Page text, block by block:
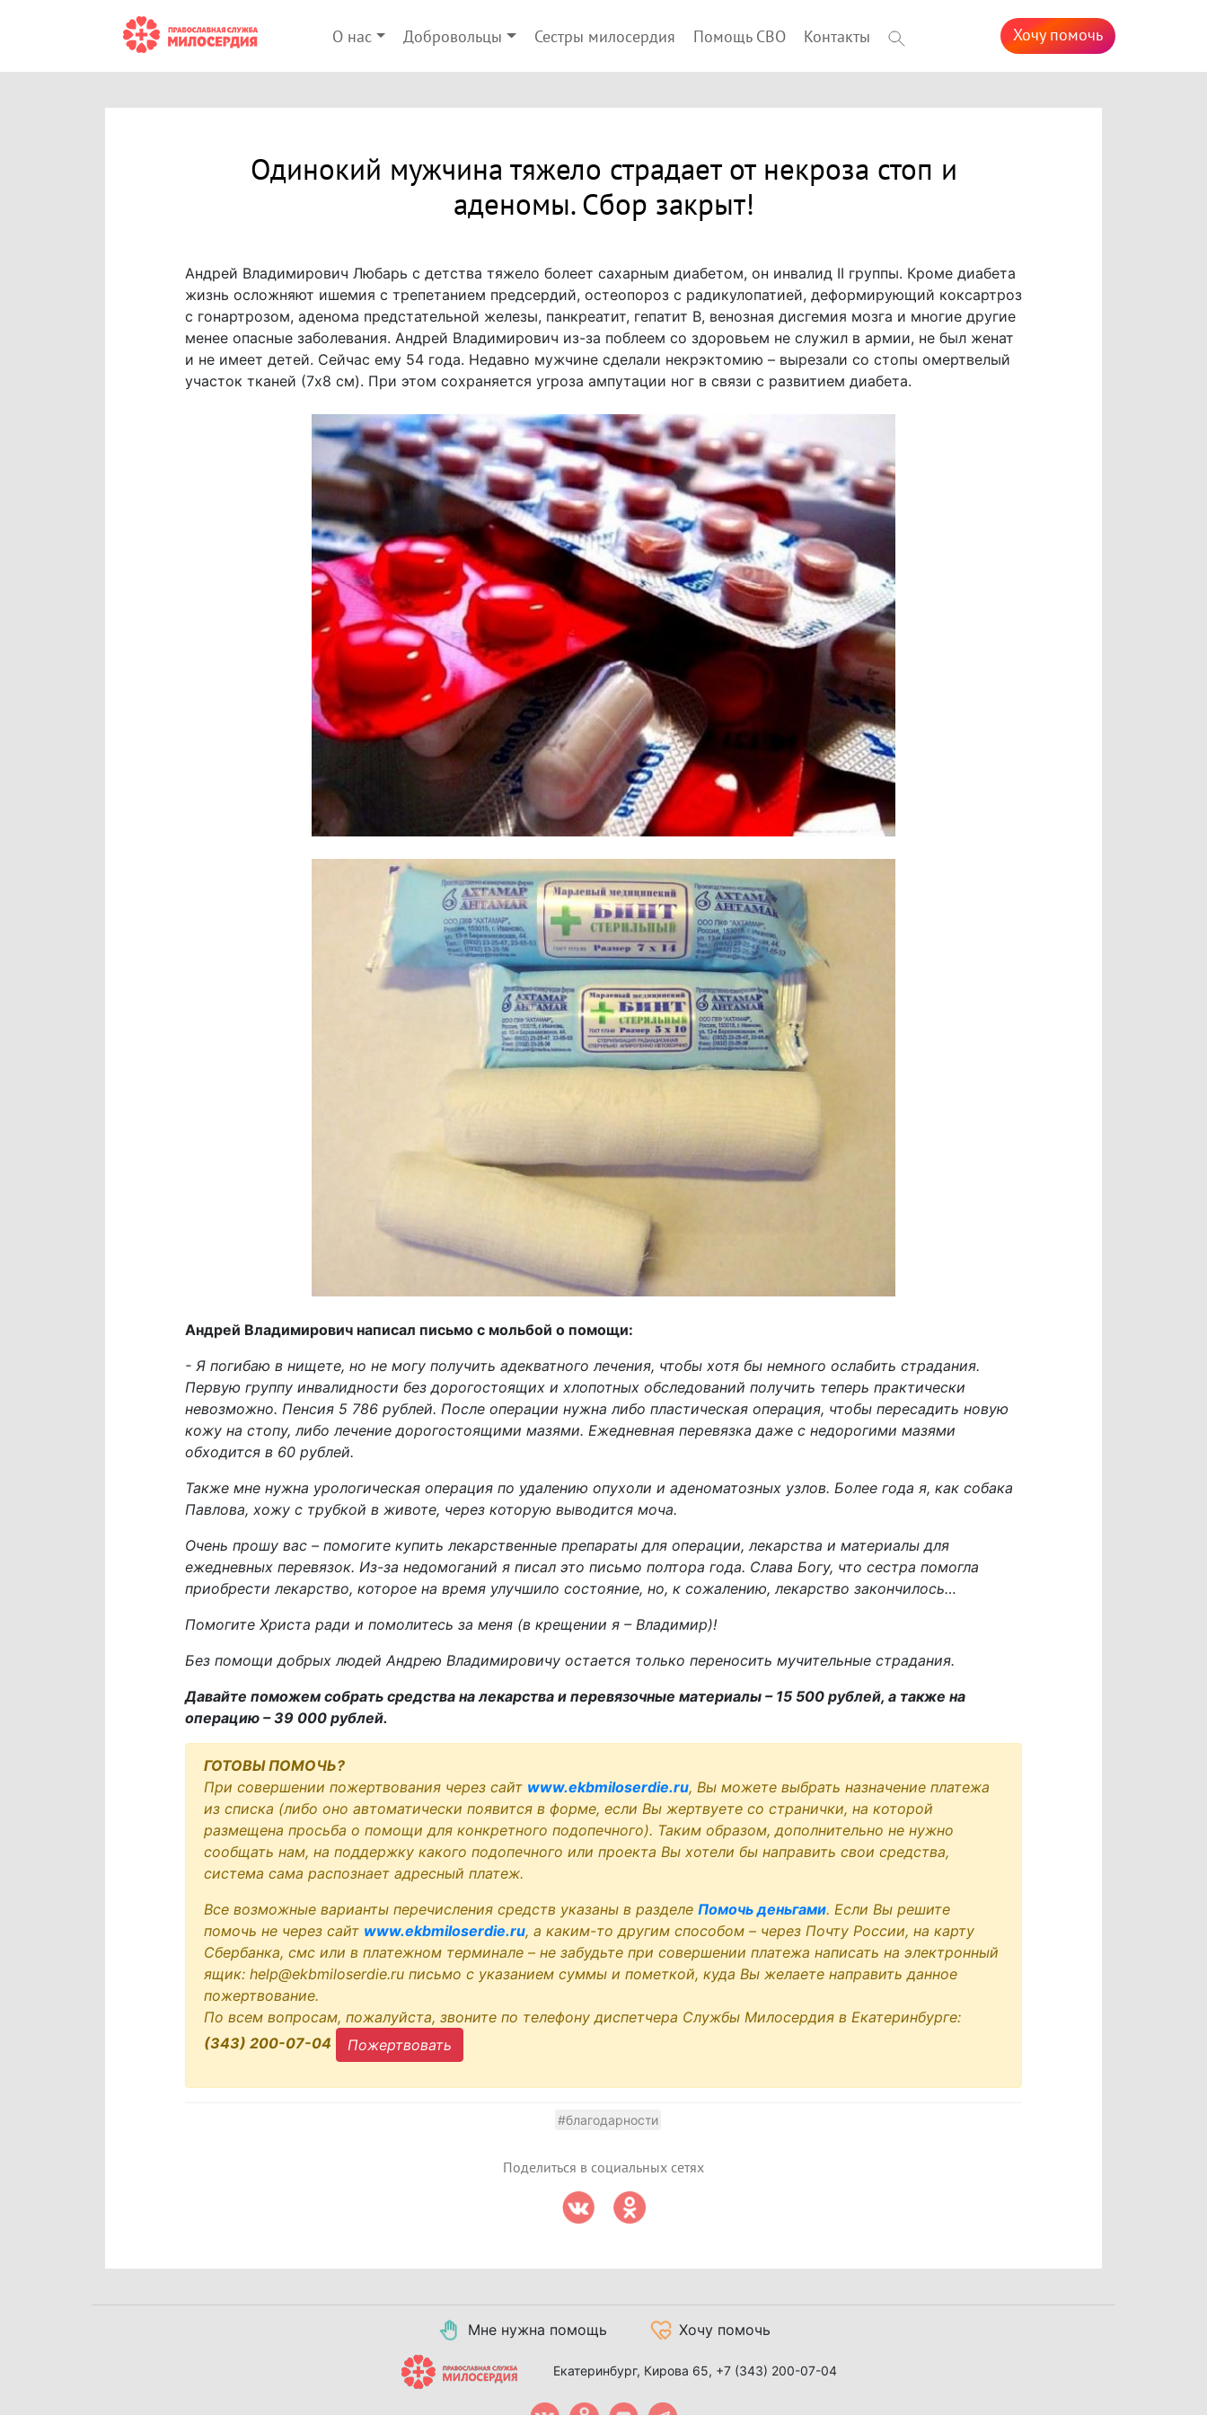
О нас Добровольцы Сестры милосердия Помощь СВО Контакты Хочу помочь
Одинокий мужчина тяжело страдает от некроза стоп и
аденомы. Сбор закрыт!
Андрей Владимирович Любарь с детства тяжело болеет сахарным диабетом, он инвалид II группы. Кроме диабета
жизнь осложняют ишемия с трепетанием предсердий, остеопороз с радикулопатией, деформирующий коксартроз
с гонартрозом, аденома предстательной железы, панкреатит, гепатит В, венозная дисгемия мозга и многие другие
менее опасные заболевания. Андрей Владимирович из-за поблеем со здоровьем не служил в армии, не был женат
и не имеет детей. Сейчас ему 54 года. Недавно мужчине сделали некрэктомию – вырезали со стопы омертвелый
участок тканей (7х8 см). При этом сохраняется угроза ампутации ног в связи с развитием диабета.
Андрей Владимирович написал письмо с мольбой о помощи:
- Я погибаю в нищете, но не могу получить адекватного лечения, чтобы хотя бы немного ослабить страдания.
Первую группу инвалидности без дорогостоящих и хлопотных обследований получить теперь практически
невозможно. Пенсия 5 786 рублей. После операции нужна либо пластическая операция, чтобы пересадить новую
кожу на стопу, либо лечение дорогостоящими мазями. Ежедневная перевязка даже с недорогими мазями
обходится в 60 рублей.
Также мне нужна урологическая операция по удалению опухоли и аденоматозных узлов. Более года я, как собака
Павлова, хожу с трубкой в животе, через которую выводится моча.
Очень прошу вас – помогите купить лекарственные препараты для операции, лекарства и материалы для
ежедневных перевязок. Из-за недомоганий я писал это письмо полтора года. Слава Богу, что сестра помогла
приобрести лекарство, которое на время улучшило состояние, но, к сожалению, лекарство закончилось…
Помогите Христа ради и помолитесь за меня (в крещении я – Владимир)!
Без помощи добрых людей Андрею Владимировичу остается только переносить мучительные страдания.
Давайте поможем собрать средства на лекарства и перевязочные материалы – 15 500 рублей, а также на
операцию – 39 000 рублей.
ГОТОВЫ ПОМОЧЬ?
При совершении пожертвования через сайт www.ekbmiloserdie.ru, Вы можете выбрать назначение платежа
из списка (либо оно автоматически появится в форме, если Вы жертвуете со странички, на которой
размещена просьба о помощи для конкретного подопечного). Таким образом, дополнительно не нужно
сообщать нам, на поддержку какого подопечного или проекта Вы хотели бы направить свои средства,
система сама распознает адресный платеж.
Все возможные варианты перечисления средств указаны в разделе Помочь деньгами. Если Вы решите
помочь не через сайт www.ekbmiloserdie.ru, а каким-то другим способом – через Почту России, на карту
Сбербанка, смс или в платежном терминале – не забудьте при совершении платежа написать на электронный
ящик: help@ekbmiloserdie.ru письмо с указанием суммы и пометкой, куда Вы желаете направить данное
пожертвование.
По всем вопросам, пожалуйста, звоните по телефону диспетчера Службы Милосердия в Екатеринбурге:
(343) 200-07-04
Пожертвовать
#благодарности
Поделиться в социальных сетях
Мне нужна помощь Хочу помочь
Екатеринбург, Кирова 65, +7 (343) 200-07-04